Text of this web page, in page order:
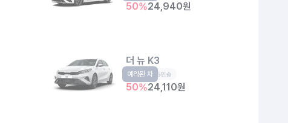
50%24,940원
더 뉴 K3
준중형 5인승
50%24,110원
예약된 차